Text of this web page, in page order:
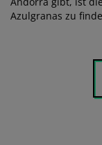
Azulgranas zu